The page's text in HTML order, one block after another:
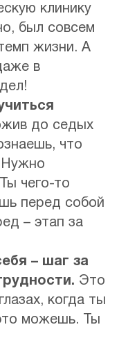
клинику
был совсем
жизни. А
в
до седых
что
Нужно
чего-то
перед собой
– этап за
– шаг за
Это
когда ты
можешь. Ты